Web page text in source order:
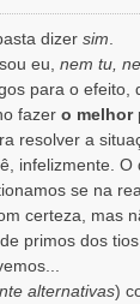
dizer sim
eu, nem tu,
para o
fazer o melhor
resolver a
infelizmente.
se na
certeza, mas
primos dos
alternativas)